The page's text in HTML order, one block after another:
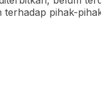
pihak-